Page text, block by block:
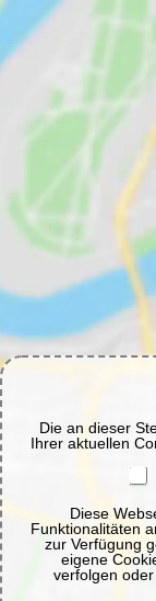
Die an dieser
Ihrer aktuellen
Diese
Funktionalitäten
zur Verfügung
eigene
verfolgen